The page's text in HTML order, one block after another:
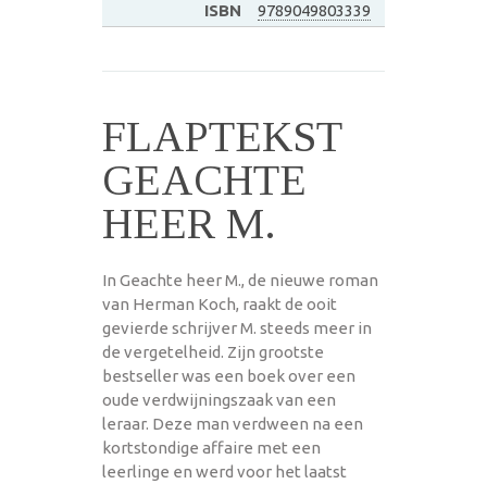
ISBN 9789049803339
FLAPTEKST
GEACHTE
HEER M.
In Geachte heer M., de nieuwe roman
van Herman Koch, raakt de ooit
gevierde schrijver M. steeds meer in
de vergetelheid. Zijn grootste
bestseller was een boek over een
oude verdwijningszaak van een
leraar. Deze man verdween na een
kortstondige affaire met een
leerlinge en werd voor het laatst